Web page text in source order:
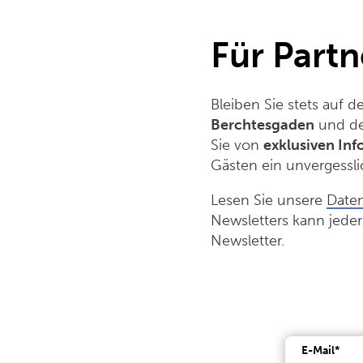
Für
Bleiben Sie stets auf
Berchtesgaden und
Sie von exklusiven
Gästen ein
Lesen Sie unsere
Newsletters kann
Newsletter.
E-Mail*